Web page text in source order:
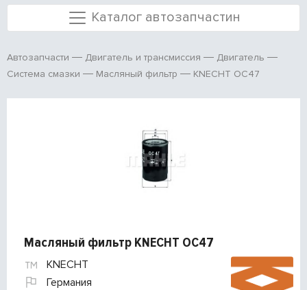
Каталог автозапчастин
Автозапчасти Двигатель и трансмиссия
Двигатель
Система смазки
Масляный фильтр KNECHT OC47
Масляный фильтр KNECHT OC47
KNECHT
Германия